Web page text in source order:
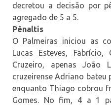
decretou a decisão por
agregado de 5 a 5.
Pênaltis
O Palmeiras iniciou as
Lucas Esteves,
Cruzeiro, apenas João
cruzeirense Adriano bateu
enquanto Thiago cobrou
Gomes. No fim, 4 a 1